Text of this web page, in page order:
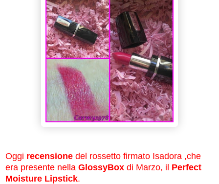
Oggi recensione del rossetto firmato Isadora ,che
era presente nella GlossyBox di Marzo, il Perfect
Moisture Lipstick.